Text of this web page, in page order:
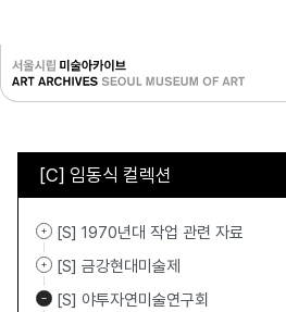
[C] 임동식 컬렉션
[S] 1970년대 작업 관련 자료
[S] 금강현대미술제
[S] 야투자연미술연구회